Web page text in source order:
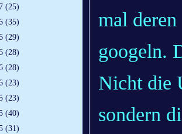
(25)
(35)
(29)
(28)
(28)
(23)
(23)
(40)
(31)
mal
googeln.
Nicht die
sondern